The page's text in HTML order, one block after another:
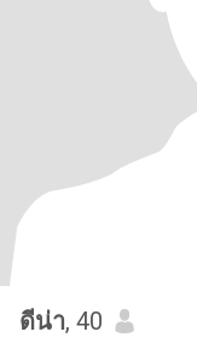
ดีน่า, 40